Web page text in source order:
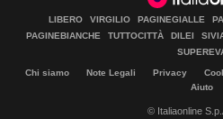
LIBERO VIRGILIO PAGINEGIALLE
PAGINEBIANCHE
TUTTOCITTÀ DILEI
Chi siamo Note Legali Privacy
Aiuto
© Italiaonline